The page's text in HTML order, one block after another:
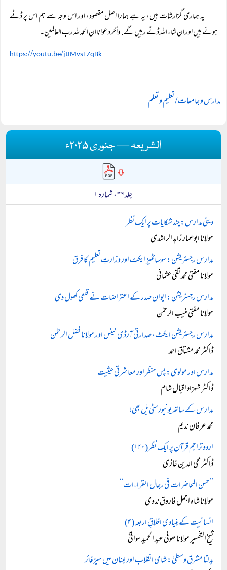
یہ ہماری گزارشات ہیں، یہ ہے ہمارا اصل مقصود، اور اس وجہ سے ہم اس پر ڈٹے
ہوئے ہیں اور ان شاء اللہ ڈٹے رہیں گے. واٰخر دعوانا ان الحمد للہ رب العالمین۔
https://youtu.be/jtIMvsFZqBk
مدارس و جامعات / تعلیم و تعلم
الشریعہ — جنوری ۲۰۲۵ء
جلد ۳۶ ، شمارہ ۱
دینی مدارس: چند شکایات پر ایک نظر
مولانا ابوعمار زاہد الراشدی
مدارس رجسٹریشن: سوسائٹیز ایکٹ اور وزارتِ تعلیم کا فرق
مولانا مفتی محمد تقی عثمانی
مدارس رجسٹریشن: ایوان صدر کے اعتراضات نے قلعی کھول دی
مولانا مفتی منیب الرحمٰن
مدارس رجسٹریشن ایکٹ، صدارتی آرڈی نینس اور مولانا فضل الرحمٰن
ڈاکٹر محمد مشتاق احمد
مدارس اور مولوی: پس منظر اور معاشرتی حیثیت
ڈاکٹر شہزاد اقبال شام
مدارس کے ساتھ یونیورسٹی بل بھی!
محمد عرفان ندیم
اردو تراجم قرآن پر ایک نظر (۱۲۰)
ڈاکٹر محی الدین غازی
’’حسن المحاضرات فی رجال القراءات‘‘
مولانا شاہ اجمل فاروق ندوی
انسانیت کے بنیادی اخلاقِ اربعہ (۴)
شیخ التفسیر مولانا صوفی عبد الحمید سواتیؒ
بدلتا مشرقِ وسطیٰ: شامی انقلاب اور لبنان میں سیزفائر